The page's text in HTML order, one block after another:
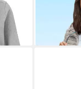
Steppmantel